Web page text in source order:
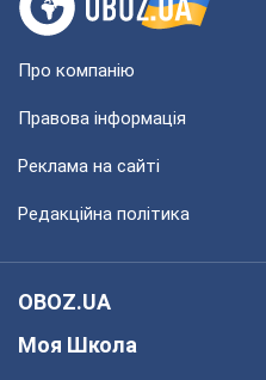
Про компанію
Правова інформація
Реклама на сайті
Редакційна політика
OBOZ.UA
Моя Школа